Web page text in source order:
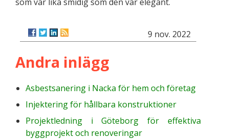
9 nov. 2022
Andra inlägg
Asbestsanering i Nacka för hem och företag
Injektering för hållbara konstruktioner
Projektledning i Göteborg för effektiva
byggprojekt och renoveringar